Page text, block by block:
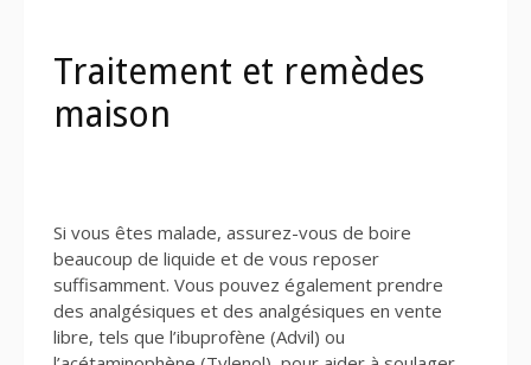
Traitement et remèdes
maison
Si vous êtes malade, assurez-vous de boire
beaucoup de liquide et de vous reposer
suffisamment. Vous pouvez également prendre
des analgésiques et des analgésiques en vente
libre, tels que l’ibuprofène (Advil) ou